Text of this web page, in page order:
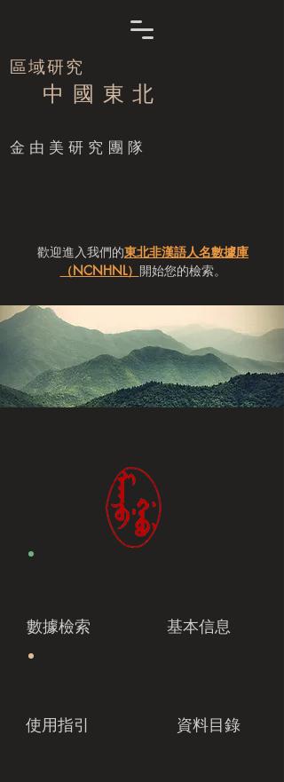
區域研究
中 國 東 北
​金由美研究團隊
歡迎進入我們的東北非漢語人名數據庫
（NCNHNL） 開始您的檢索。
數據檢索 基本信息
使用指引 資料目錄